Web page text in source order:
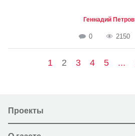
Геннадий Петров
0 2150
1 2 3 4 5 ...
Проекты